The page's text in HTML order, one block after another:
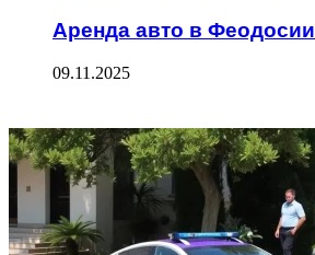
Аренда авто в Феодосии
09.11.2025